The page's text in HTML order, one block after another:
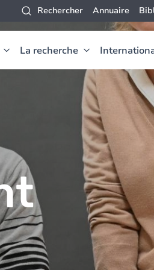
Rechercher Annuaire
La recherche